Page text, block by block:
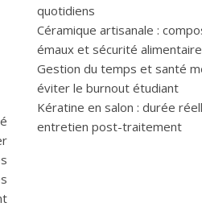
quotidiens
Céramique artisanale :
émaux et sécurité alimentaire
Gestion du temps et santé
éviter le burnout étudiant
Kératine en salon : durée
entretien post-traitement